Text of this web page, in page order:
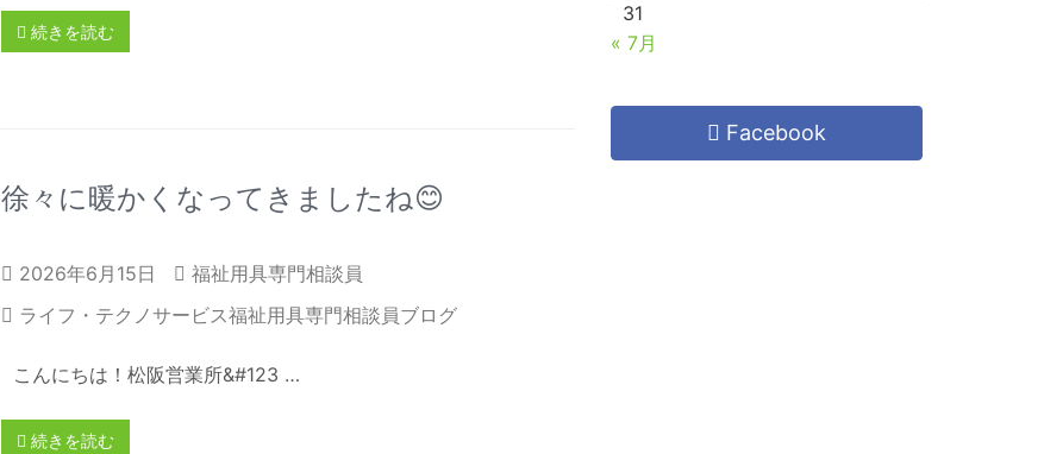
続きを読む
徐々に暖かくなってきましたね😊
2026年6月15日
福祉用具専門相談員
ライフ・テクノサービス福祉用具専門相談員ブログ
こんにちは！松阪営業所&#123 …
続きを読む
31
« 7月
Facebook